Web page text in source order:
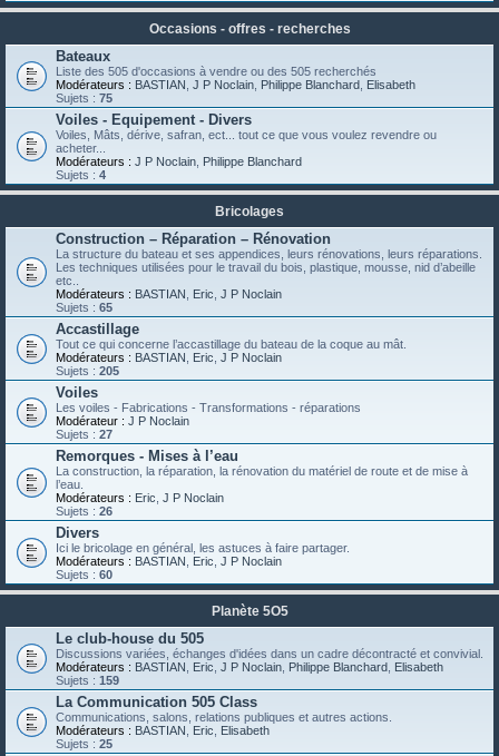
Occasions - offres - recherches
Bateaux
Liste des 505 d'occasions à vendre ou des 505 recherchés
Modérateurs : BASTIAN J P Noclain Philippe Blanchard Elisabeth
Sujets : 75
Voiles - Equipement - Divers
Voiles, Mâts, dérive, safran, ect... tout ce que vous voulez revendre ou
acheter...
Modérateurs : J P Noclain Philippe Blanchard
Sujets : 4
Bricolages
Construction – Réparation – Rénovation
La structure du bateau et ses appendices, leurs rénovations, leurs réparations.
Les techniques utilisées pour le travail du bois, plastique, mousse, nid d’abeille
etc..
Modérateurs : BASTIAN Eric J P Noclain
Sujets : 65
Accastillage
Tout ce qui concerne l’accastillage du bateau de la coque au mât.
Modérateurs : BASTIAN Eric J P Noclain
Sujets : 205
Voiles
Les voiles - Fabrications - Transformations - réparations
Modérateur : J P Noclain
Sujets : 27
Remorques - Mises à l’eau
La construction, la réparation, la rénovation du matériel de route et de mise à
l’eau.
Modérateurs : Eric J P Noclain
Sujets : 26
Divers
Ici le bricolage en général, les astuces à faire partager.
Modérateurs : BASTIAN Eric J P Noclain
Sujets : 60
Planète 5O5
Le club-house du 505
Discussions variées, échanges d'idées dans un cadre décontracté et convivial.
Modérateurs : BASTIAN Eric J P Noclain Philippe Blanchard Elisabeth
Sujets : 159
La Communication 505 Class
Communications, salons, relations publiques et autres actions.
Modérateurs : BASTIAN Eric
Elisabeth
Sujets : 25